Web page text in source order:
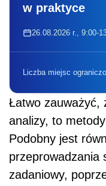
w praktyce
26.08.2026 r., 9:00-
Liczba miejsc
Łatwo zauważyć,
analizy, to
Podobny jest
przeprowadzania
zadaniowy,